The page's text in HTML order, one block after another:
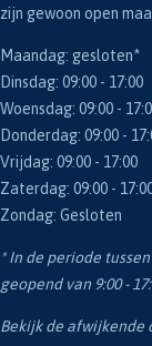
zijn gewoon open
Maandag: gesloten*
Dinsdag: 09:00 - 17:00
Woensdag: 09:00 -
Donderdag: 09:00 -
Vrijdag: 09:00 - 17:00
Zaterdag: 09:00 -
Zondag: Gesloten
* In de periode
geopend van 9:00 -
Bekijk de afwijkende